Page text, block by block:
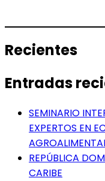
Recientes
Entradas
SEMINARIO
EXPERTOS EN
REPÚBLICA
CARIBE